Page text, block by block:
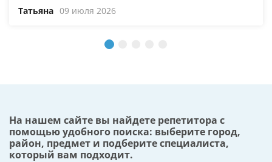
Татьяна 09 июля 2026
На нашем сайте вы найдете репетитора с
помощью удобного поиска: выберите город,
район, предмет и подберите специалиста,
который вам подходит.